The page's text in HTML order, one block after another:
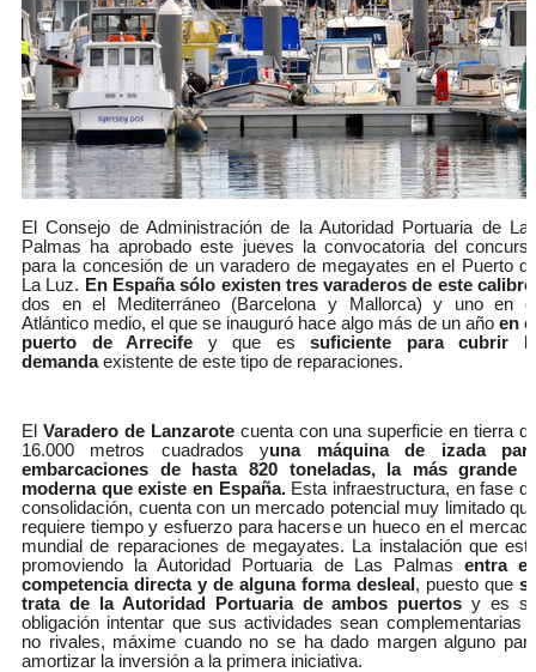
El Consejo de Administración de la Autoridad Portuaria de
Palmas ha aprobado este jueves la convocatoria del
para la concesión de un varadero de megayates en el Puerto
La Luz. En España sólo existen tres varaderos de este calibre
dos en el Mediterráneo (Barcelona y Mallorca) y uno en
Atlántico medio, el que se inauguró hace algo más de un año en
puerto de Arrecife y que essuficiente para cubrir
demandaexistente de este tipo de reparaciones.
El Varadero de Lanzarotecuenta con una superficie en tierra
16.000 metros cuadrados yuna máquina de izada
embarcaciones de hasta 820 toneladas, la más grande
moderna que existe en España.Esta infraestructura, en fase
consolidación, cuenta con un mercado potencial muy limitado
requiere tiempo y esfuerzo para hacerse un hueco en el
mundial de reparaciones de megayates. La instalación que
promoviendo la Autoridad Portuaria de Las Palmas entra
competencia directa y de alguna forma desleal , puesto que
trata de la Autoridad Portuaria de ambos puertos y es
obligación intentar que sus actividades sean complementarias
no rivales, máxime cuando no se ha dado margen alguno
amortizar la inversión a la primera iniciativa.